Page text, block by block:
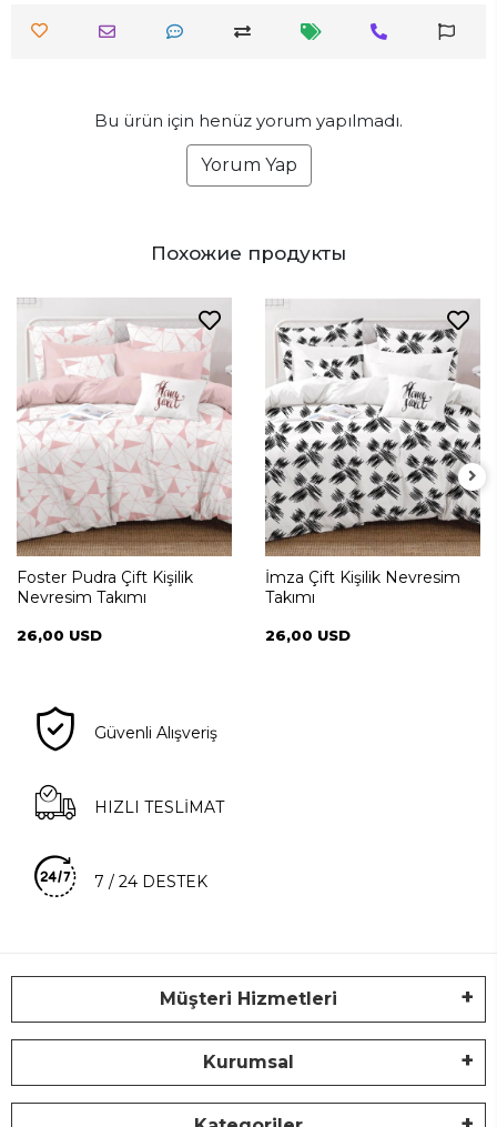
Bu ürün için henüz yorum yapılmadı.
Yorum Yap
Похожие продукты
Foster Pudra Çift Kişilik
Nevresim Takımı
26,00 USD
İmza Çift Kişilik Nevresim
Takımı
26,00 USD
Güvenli Alışveriş
HIZLI TESLİMAT
7 / 24 DESTEK
Müşteri Hizmetleri
Kurumsal